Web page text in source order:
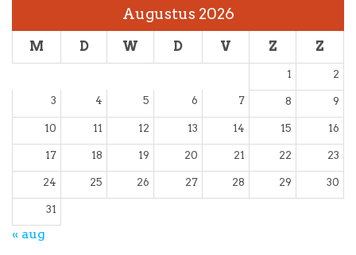
Augustus 2026
M D W D V Z Z
1 2
3 4 5 6 7 8 9
10 11 12 13 14 15 16
17 18 19 20 21 22 23
24 25 26 27 28 29 30
31
« aug